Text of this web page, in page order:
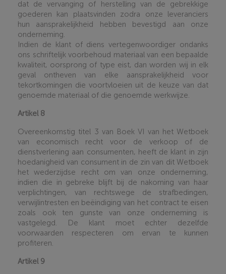
dat de vervanging of herstelling van de gebrekkige
goederen kan plaatsvinden zodra onze leveranciers
hun aansprakelijkheid hebben bevestigd aan onze
onderneming.
Indien de klant of diens vertegenwoordiger ondanks
ons schriftelijk voorbehoud materiaal van een bepaalde
kwaliteit, oorsprong of type eist, dan worden wij in elk
geval ontheven van elke aansprakelijkheid voor
tekortkomingen die voortvloeien uit de keuze van dat
genoemde materiaal of die genoemde werkwijze.
Artikel 8
Overeenkomstig titel 3 van Boek VI van het Wetboek
van economisch recht voor de verkoop of de
dienstverlening aan consumenten, heeft de klant in zijn
hoedanigheid van consument in de zin van dit Wetboek
het wederzijdse recht om van onze onderneming,
indien die in gebreke blijft bij de nakoming van haar
verplichtingen, van rechtswege de strafbedingen,
verwijlintresten en beëindiging van het contract te eisen
zoals ook ten gunste van onze onderneming is
vastgelegd. De klant moet echter dezelfde
voorwaarden respecteren om ervan te kunnen
profiteren.
Artikel 9